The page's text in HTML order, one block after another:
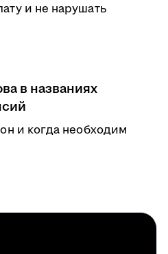
и не нарушать
в названиях
и когда необходим